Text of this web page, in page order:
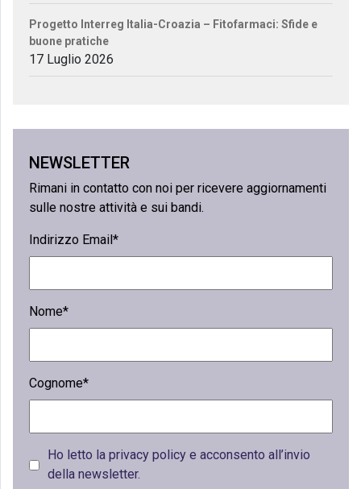
Progetto Interreg Italia-Croazia – Fitofarmaci: Sfide e
buone pratiche
17 Luglio 2026
NEWSLETTER
Rimani in contatto con noi per ricevere aggiornamenti
sulle nostre attività e sui bandi.
Indirizzo Email*
Nome*
Cognome*
Ho letto la privacy policy e acconsento all’invio
della newsletter.